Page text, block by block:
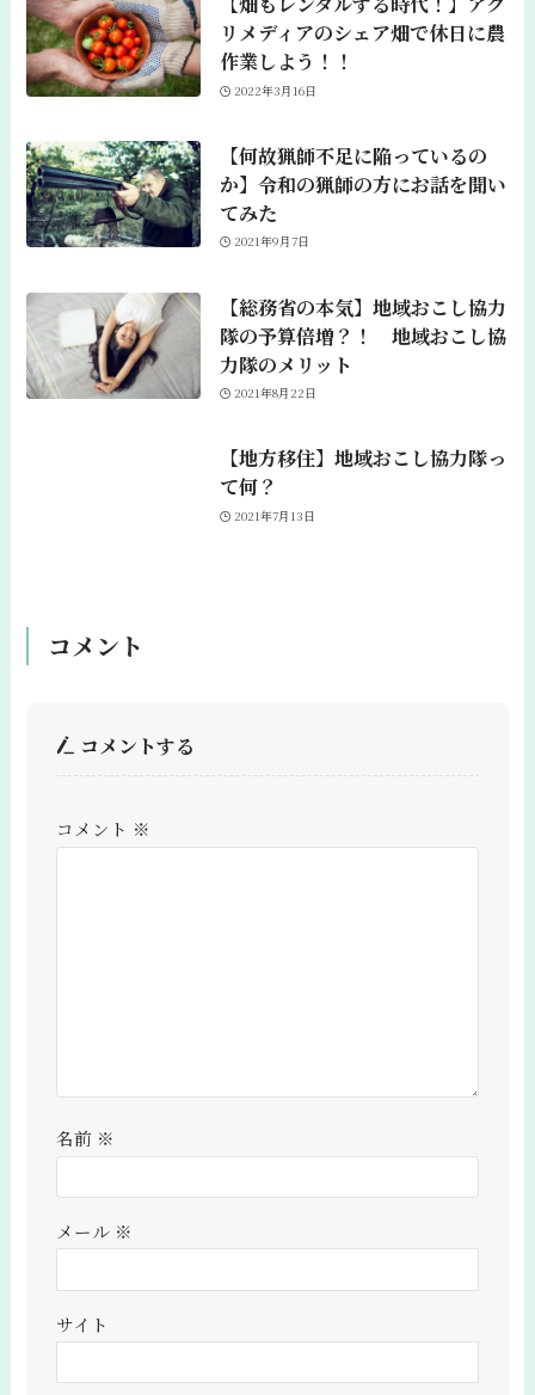
リメディアのシェア畑で休日に農
作業しよう！！
2022年3月16日
【何故猟師不足に陥っているの
か】令和の猟師の方にお話を聞い
てみた
2021年9月7日
【総務省の本気】地域おこし協力
隊の予算倍増？！ 地域おこし協
力隊のメリット
2021年8月22日
【地方移住】地域おこし協力隊っ
て何？
2021年7月13日
コメント
コメントする
コメント ※
名前 ※
メール ※
サイト